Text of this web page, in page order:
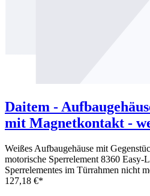
Daitem -
mit Magnetkontakt -
Weißes Aufbaugehäuse mit
motorische Sperrelement 8360 Easy-
Sperrelementes im Türrahmen nicht
127,18 €*